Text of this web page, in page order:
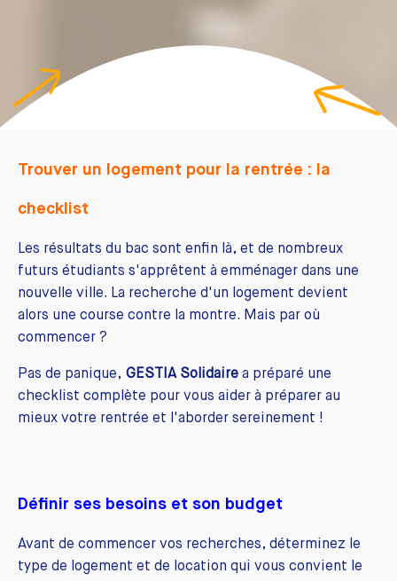
Trouver un logement pour la rentrée : la
checklist
Les résultats du bac sont enfin là, et de nombreux
futurs étudiants s'apprêtent à emménager dans une
nouvelle ville. La recherche d'un logement devient
alors une course contre la montre. Mais par où
commencer ?
Pas de panique, GESTIA Solidaire a préparé une
checklist complète pour vous aider à préparer au
mieux votre rentrée et l'aborder sereinement !
Définir ses besoins et son budget
Avant de commencer vos recherches, déterminez le
type de logement et de location qui vous convient le